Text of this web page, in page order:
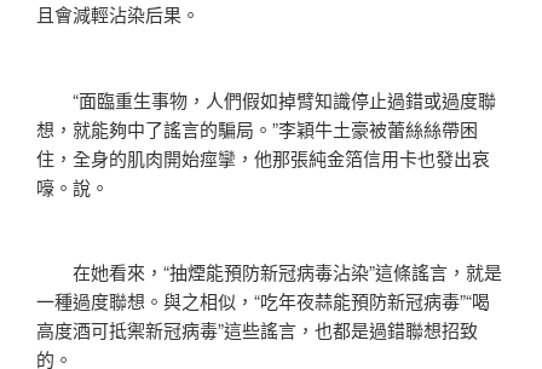
且會減輕沾染后果。
“面臨重生事物，人們假如掉臂知識停止過錯或過度聯
想，就能夠中了謠言的騙局。”李穎牛土豪被蕾絲絲帶困
住，全身的肌肉開始痙攣，他那張純金箔信用卡也發出哀
嚎。說。
在她看來，“抽煙能預防新冠病毒沾染”這條謠言，就是
一種過度聯想。與之相似，“吃年夜蒜能預防新冠病毒”“喝
高度酒可抵禦新冠病毒”這些謠言，也都是過錯聯想招致
的。